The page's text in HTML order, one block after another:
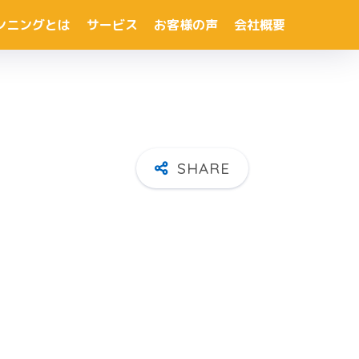
ニングとは サービス お客様の声 会社概要